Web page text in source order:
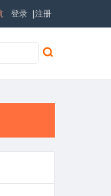
登录 注册